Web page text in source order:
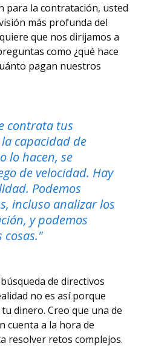
para la contratación, usted
más profunda del
que nos dirijamos a
como ¿qué hace
pagan nuestros
contrata tus
capacidad de
lo hacen, se
de velocidad. Hay
Podemos
incluso analizar los
y podemos
cosas."
de directivos
no es así porque
dinero. Creo que una de
cuenta a la hora de
resolver retos complejos.